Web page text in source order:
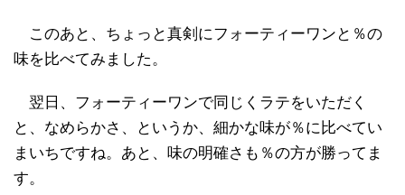
このあと、ちょっと真剣にフォーティーワンと％の
味を比べてみました。
翌日、フォーティーワンで同じくラテをいただく
と、なめらかさ、というか、細かな味が％に比べてい
まいちですね。あと、味の明確さも％の方が勝ってま
す。